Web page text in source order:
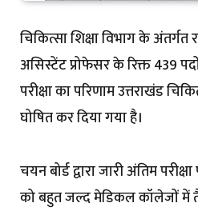
चिकित्सा शिक्षा विभाग के
असिस्टेंट प्रोफेसर के रिक्त 439
परीक्षा का परिणाम उत्तराखंड
घोषित कर दिया गया है।
चयन बोर्ड द्वारा जारी अंतिम
को बहुत जल्द मेडिकल कॉलेजों में